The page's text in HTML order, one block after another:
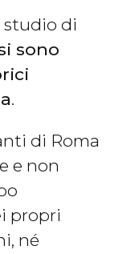
studio di
sono
.
di Roma
e non
propri
né